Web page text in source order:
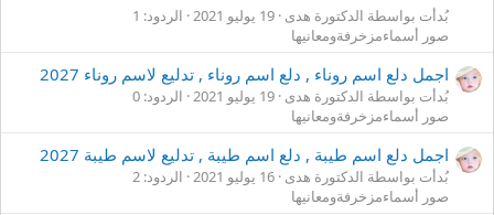
بُدأت بواسطة الدكتورة هدى 19 يوليو 2021
الردود: 1
صور أسماءمزخرفةومعانيها
اجمل دلع اسم روناء , دلع اسم روناء , تدليع لاسم روناء 2027
بُدأت بواسطة الدكتورة هدى 19 يوليو 2021
الردود: 0
صور أسماءمزخرفةومعانيها
اجمل دلع اسم طيبة , دلع اسم طيبة , تدليع لاسم طيبة 2027
بُدأت بواسطة الدكتورة هدى 16 يوليو 2021
الردود: 2
صور أسماءمزخرفةومعانيها